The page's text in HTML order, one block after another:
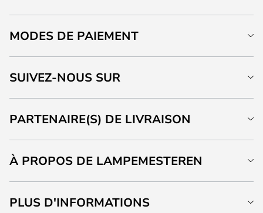
MODES DE PAIEMENT
SUIVEZ-NOUS SUR
PARTENAIRE(S) DE LIVRAISON
À PROPOS DE LAMPEMESTEREN
PLUS D'INFORMATIONS